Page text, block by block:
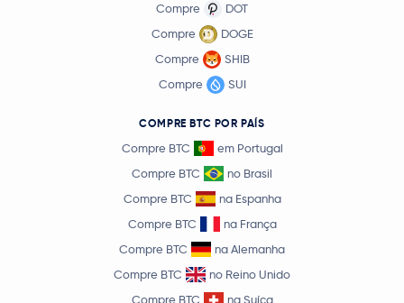
Compre
DOT
Compre
DOGE
Compre
SHIB
Compre
SUI
COMPRE BTC POR PAÍS
Compre BTC
em Portugal
Compre BTC
no Brasil
Compre BTC
na Espanha
Compre BTC
na França
Compre BTC
na Alemanha
Compre BTC
no Reino Unido
Compre BTC
na Suíça